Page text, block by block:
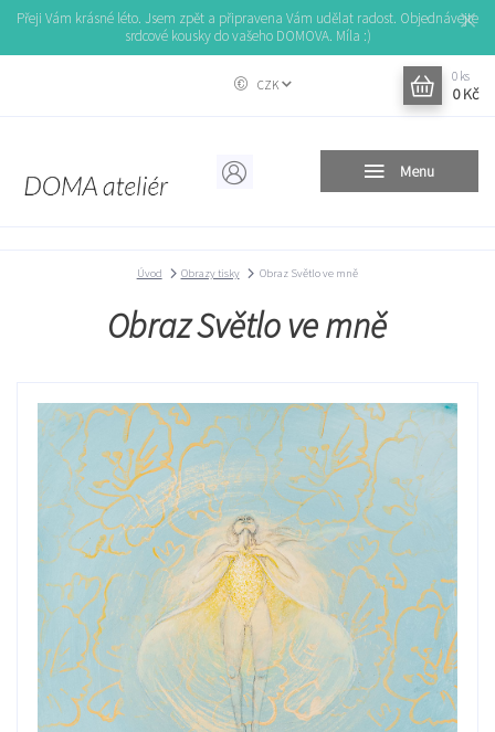
Přeji Vám krásné léto. Jsem zpět a připravena Vám udělat radost. Objednávejte
srdcové kousky do vašeho DOMOVA. Míla :)
Menu
CZK
0 ks
0 Kč
Úvod Obrazy tisky Obraz Světlo ve mně
Obraz Světlo ve mně